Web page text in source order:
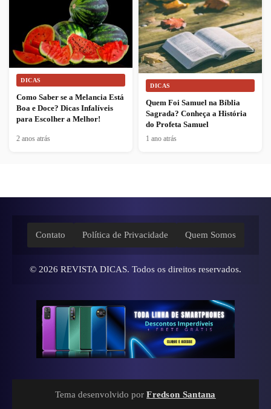
DICAS
Como Saber se a Melancia Está
Boa e Doce? Dicas Infalíveis
para Escolher a Melhor!
2 anos atrás
DICAS
Quem Foi Samuel na Bíblia
Sagrada? Conheça a História
do Profeta Samuel
1 ano atrás
Contato Política de Privacidade Quem Somos
© 2026 REVISTA DICAS. Todos os direitos reservados.
Tema desenvolvido por Fredson Santana